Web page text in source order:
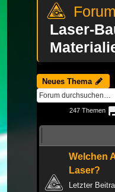
Laser-
Neues Thema
247 Themen
Welchen
Laser?
Letzter